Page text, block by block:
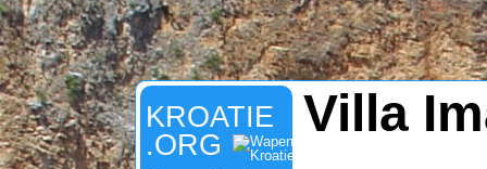
KROATIE
.ORG
Villa